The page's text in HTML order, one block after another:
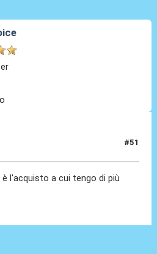
#51
l'acquisto a cui tengo di più